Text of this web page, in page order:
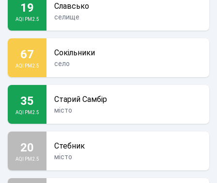
19
AQI PM2.5
Славсько
селище
67
AQI PM2.5
Сокільники
село
35
AQI PM2.5
Старий Самбір
місто
20
AQI PM2.5
Стебник
місто